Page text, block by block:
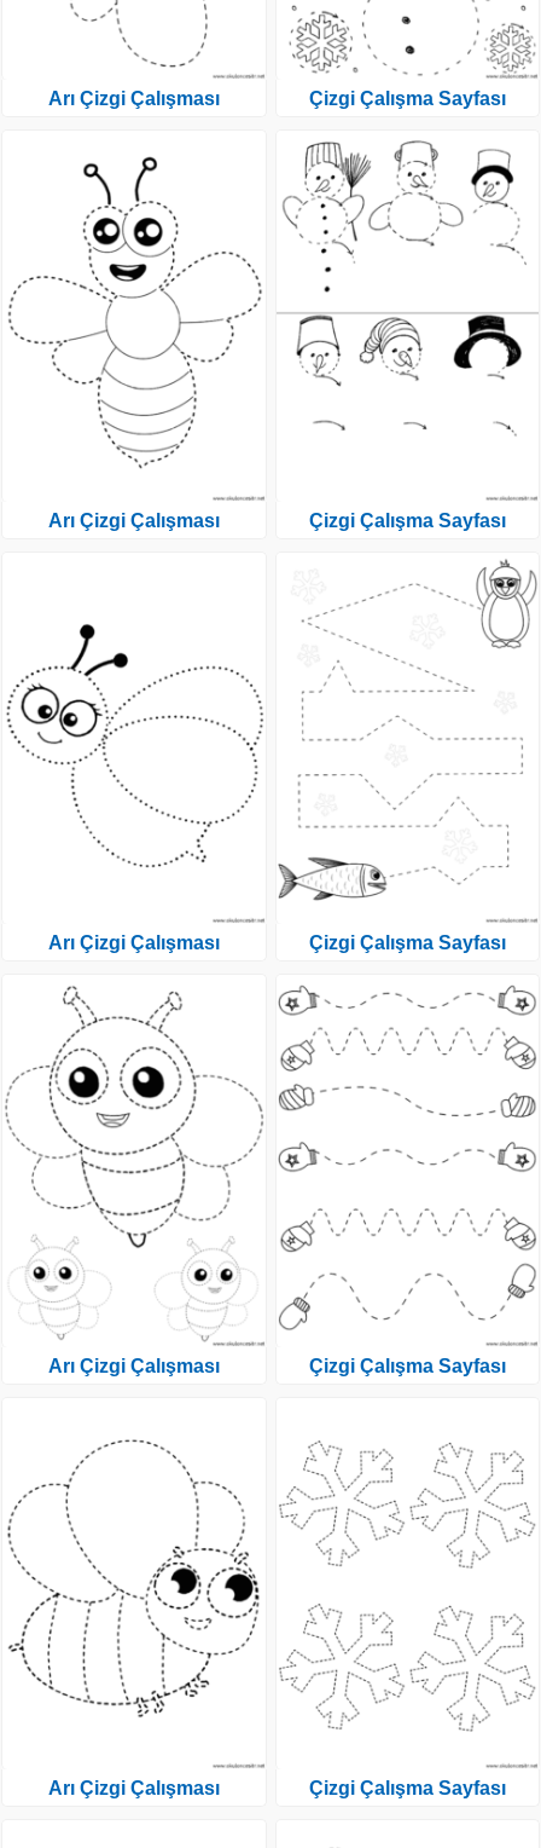
Arı Çizgi Çalışması
Arı Çizgi Çalışması
Arı Çizgi Çalışması
Arı Çizgi Çalışması
Arı Çizgi Çalışması
Çizgi Çalışma Sayfası
Çizgi Çalışma Sayfası
Çizgi Çalışma Sayfası
Çizgi Çalışma Sayfası
Çizgi Çalışma Sayfası